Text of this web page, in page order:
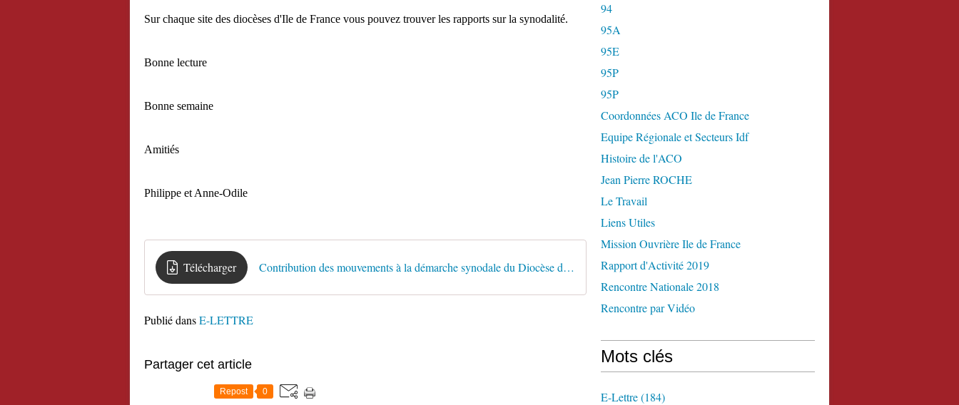
Sur chaque site des diocèses d'Ile de France vous pouvez trouver les rapports sur la synodalité.
Bonne lecture
Bonne semaine
Amitiés
Philippe et Anne-Odile
Télécharger Contribution des mouvements à la démarche synodale du Diocèse de Nanterre_Vdef
Publié dansE-LETTRE
Partager cet article
Repost 0
94
95A
95E
95P
95P
Coordonnées ACO Ile de France
Equipe Régionale et Secteurs Idf
Histoire de l'ACO
Jean Pierre ROCHE
Le Travail
Liens Utiles
Mission Ouvrière Ile de France
Rapport d'Activité 2019
Rencontre Nationale 2018
Rencontre par Vidéo
Mots clés
E-Lettre(184)